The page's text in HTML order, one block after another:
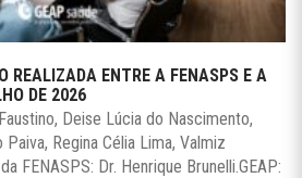
REALIZADA ENTRE A FENASPS E A
DE 2026
Deise Lúcia do Nascimento,
Regina Célia Lima, Valmiz
FENASPS: Dr. Henrique Brunelli.GEAP: